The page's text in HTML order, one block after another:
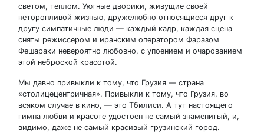
светом, теплом. Уютные дворики, живущие своей
неторопливой жизнью, дружелюбно относящиеся друг к
другу симпатичные люди — каждый кадр, каждая сцена
сняты режиссером и иранским оператором Фаразом
Фешараки невероятно любовно, с упоением и очарованием
этой неброской красотой.
Мы давно привыкли к тому, что Грузия — страна
«столицецентричная». Привыкли к тому, что Грузия, во
всяком случае в кино, — это Тбилиси. А тут настоящего
гимна любви и красоте удостоен не самый знаменитый, и,
видимо, даже не самый красивый грузинский город.